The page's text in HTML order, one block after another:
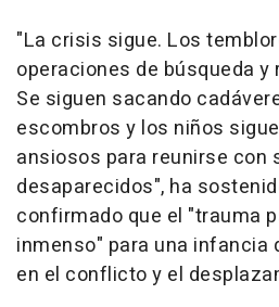
"La crisis sigue. Los
operaciones de búsqueda
Se siguen sacando
escombros y los niños
ansiosos para reunirse con
desaparecidos", ha
confirmado que el "trauma
inmenso" para una infancia
en el conflicto y el